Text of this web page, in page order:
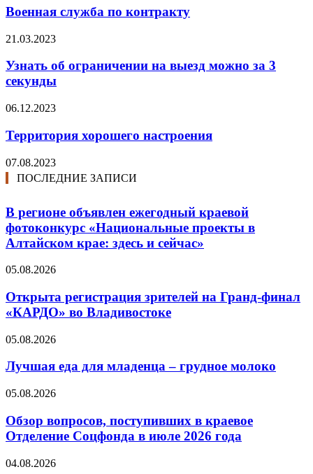
Военная служба по контракту
21.03.2023
Узнать об ограничении на выезд можно за 3
секунды
06.12.2023
Территория хорошего настроения
07.08.2023
ПОСЛЕДНИЕ ЗАПИСИ
В регионе объявлен ежегодный краевой
фотоконкурс «Национальные проекты в
Алтайском крае: здесь и сейчас»
05.08.2026
Открыта регистрация зрителей на Гранд-финал
«КАРДО» во Владивостоке
05.08.2026
Лучшая еда для младенца – грудное молоко
05.08.2026
Обзор вопросов, поступивших в краевое
Отделение Соцфонда в июле 2026 года
04.08.2026